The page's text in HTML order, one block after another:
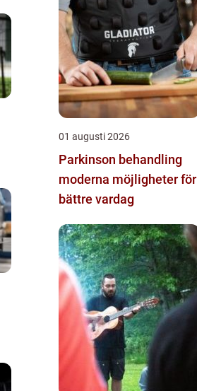
01 augusti 2026
Parkinson behandling
moderna möjligheter för
bättre vardag